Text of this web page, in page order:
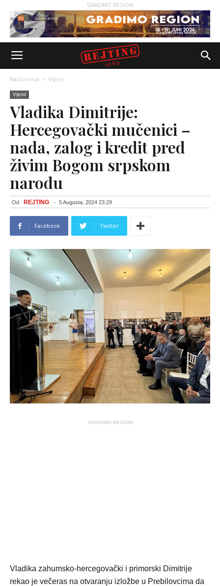
GRADIMO REGION
Naslovnica Vijesti
Vijesti
Vladika Dimitrije:
Hercegovački mučenici –
nada, zalog i kredit pred
živim Bogom srpskom
narodu
Od REJTING - 5 Augusta, 2024 23:29
Facebook Twitter
GRADIMO REGION
Vladika zahumsko-hercegovački i primorski Dimitrije
rekao je večeras na otvaranju izložbe u Prebilovcima da